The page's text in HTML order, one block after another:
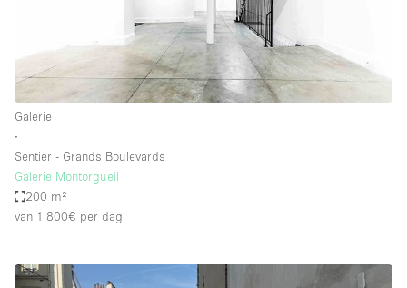
Galerie
∙
Sentier - Grands Boulevards
Galerie Montorgueil
200 m²
van 1.800€ per dag